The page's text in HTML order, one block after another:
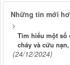
Những tin mới
Tìm hiểu một số
cháy và cứu
(24/12/2024)